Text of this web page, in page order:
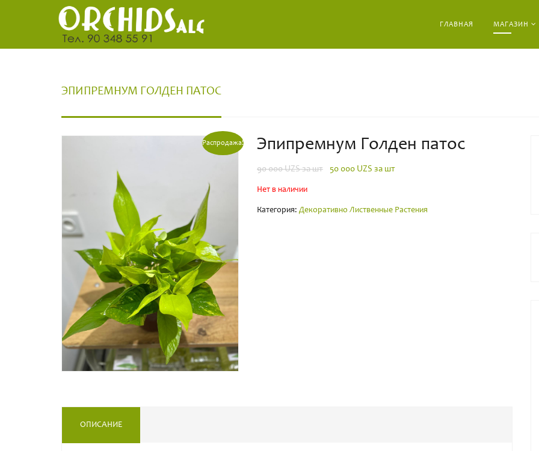
ГЛАВНАЯ МАГАЗИН
ЭПИПРЕМНУМ ГОЛДЕН ПАТОС
Распродажа! Эпипремнум Голден патос
90 000UZS за шт 50 000 UZS за шт
Нет в наличии
Категория: Декоративно Лиственные Растения
ОПИСАНИЕ